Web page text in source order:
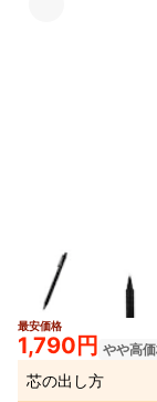
最安価格
1,790円 やや高
芯の出し方